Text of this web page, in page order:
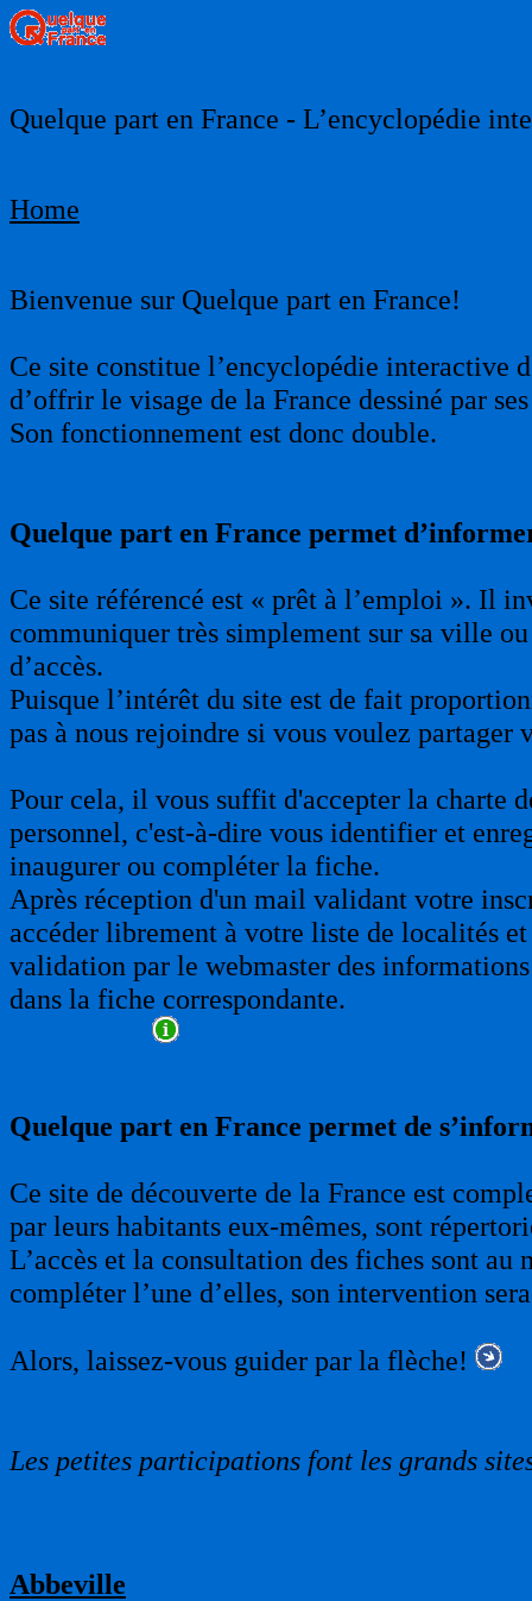
Quelque part en France - L’encyclopédie
Home
Bienvenue sur Quelque part en France!
Ce site constitue l’encyclopédie interactive
d’offrir le visage de la France dessiné par
Son fonctionnement est donc double.
Quelque part en France permet
Ce site référencé est « prêt à l’emploi ». Il
communiquer très simplement sur sa ville
d’accès.
Puisque l’intérêt du site est de fait
pas à nous rejoindre si vous voulez
Pour cela, il vous suffit d'accepter la charte
personnel, c'est-à-dire vous identifier et
inaugurer ou compléter la fiche.
Après réception d'un mail validant votre
accéder librement à votre liste de localités
validation par le webmaster des
dans la fiche correspondante.
Quelque part en France permet de
Ce site de découverte de la France est
par leurs habitants eux-mêmes, sont
L’accès et la consultation des fiches sont
compléter l’une d’elles, son intervention
Alors, laissez-vous guider par la flèche!
Les petites participations font les grands
Abbeville